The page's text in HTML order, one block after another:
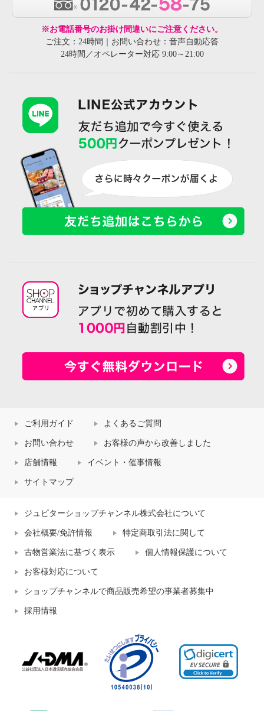
※お電話番号のお掛け間違いにご注意ください。
ご注文：24時間｜お問い合わせ：音声自動応答
24時間／オペレーター対応 9:00～21:00
ご利用ガイド よくあるご質問
お問い合わせ お客様の声から改善しました
店舗情報 イベント・催事情報
サイトマップ
ジュピターショップチャンネル株式会社について
会社概要/免許情報 特定商取引法に関して
古物営業法に基づく表示 個人情報保護について
お客様対応について
ショップチャンネルで商品販売希望の事業者募集中
採用情報